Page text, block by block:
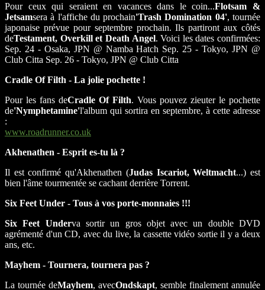
Pour ceux qui seraient en vacances dans le coin...Flotsam &
Jetsamsera à l'affiche du prochain'Trash Domination 04', tournée
japonaise prévue pour septembre prochain. Ils partiront aux côtés
deTestament, Overkill et Death Angel. Voici les dates confirmées:
Sep. 24 - Osaka, JPN @ Namba Hatch Sep. 25 - Tokyo, JPN @
Club Citta Sep. 26 - Tokyo, JPN @ Club Citta
Cradle Of Filth - La jolie pochette !
Pour les fans deCradle Of Filth. Vous pouvez zieuter le pochette
de'Nymphetamine'l'album qui sortira en septembre, à cette adresse
:
www.roadrunner.co.uk
Akhenathen - Esprit es-tu là ?
Il est confirmé qu'Akhenathen (Judas Iscariot, Weltmacht...) est
bien l'âme tourmentée se cachant derrière Torrent.
Six Feet Under - Tous à vos porte-monnaies !!!
Six Feet Underva sortir un gros objet avec un double DVD
agrémenté d'un CD, avec du live, la cassette vidéo sortie il y a deux
ans, etc.
Mayhem - Tournera, tournera pas ?
La tournée deMayhem, avecOndskapt, semble finalement annulée